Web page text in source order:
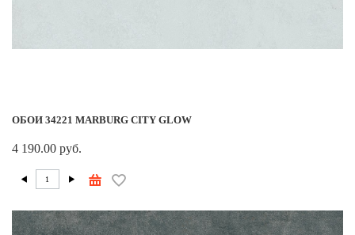
ОБОИ 34221 MARBURG CITY GLOW
4 190.00 руб.